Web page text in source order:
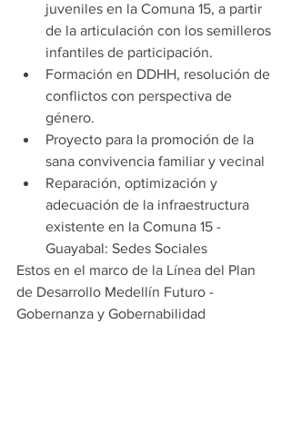
juveniles en la Comuna 15, a partir
de la articulación con los semilleros
infantiles de participación.
Formación en DDHH, resolución de
conflictos con perspectiva de
género.
Proyecto para la promoción de la
sana convivencia familiar y vecinal
Reparación, optimización y
adecuación de la infraestructura
existente en la Comuna 15 -
Guayabal: Sedes Sociales
Estos en el marco de la Línea del Plan
de Desarrollo Medellín Futuro -
Gobernanza y Gobernabilidad